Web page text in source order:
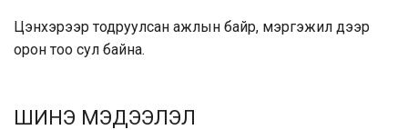
Цэнхэрээр тодруулсан ажлын байр, мэргэжил дээр
орон тоо сул байна.
ШИНЭ МЭДЭЭЛЭЛ